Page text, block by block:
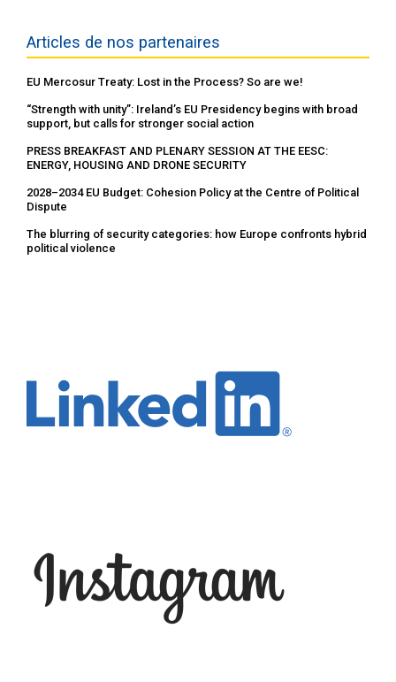
Articles de nos partenaires
EU Mercosur Treaty: Lost in the Process? So are we!
“Strength with unity”: Ireland’s EU Presidency begins with broad
support, but calls for stronger social action
PRESS BREAKFAST AND PLENARY SESSION AT THE EESC:
ENERGY, HOUSING AND DRONE SECURITY
2028–2034 EU Budget: Cohesion Policy at the Centre of Political
Dispute
The blurring of security categories: how Europe confronts hybrid
political violence